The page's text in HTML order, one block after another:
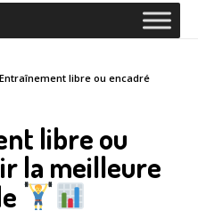
Entraînement libre ou encadré
libre ou
la meilleure